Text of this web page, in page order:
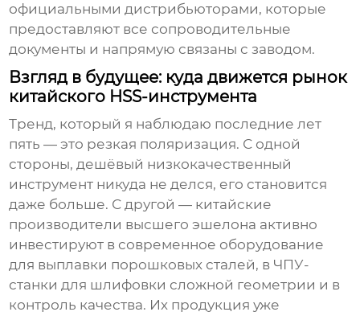
официальными дистрибьюторами, которые
предоставляют все сопроводительные
документы и напрямую связаны с заводом.
Взгляд в будущее: куда движется рынок
китайского HSS-инструмента
Тренд, который я наблюдаю последние лет
пять — это резкая поляризация. С одной
стороны, дешёвый низкокачественный
инструмент никуда не делся, его становится
даже больше. С другой — китайские
производители высшего эшелона активно
инвестируют в современное оборудование
для выплавки порошковых сталей, в ЧПУ-
станки для шлифовки сложной геометрии и в
контроль качества. Их продукция уже